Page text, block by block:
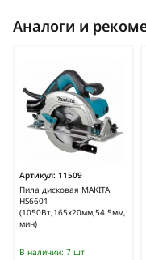
Аналоги и
Артикул: 11509
Пила дисковая MAKITA
HS6601
мин)
В наличии: 7 шт